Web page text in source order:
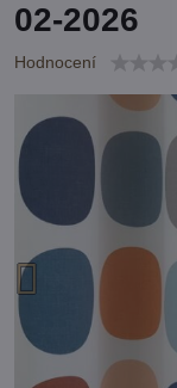
02-2026
Hodnocení